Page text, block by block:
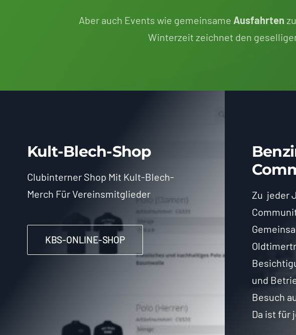
Aber auch Events wie gemeinsame Ausfahrten
Winterzeit zeichnet den
Kult-Blech-Shop
Clubinterner Shop Mit Kult-Blech-
Merch Für Vereinsmitglieder
KBS-ONLINE-SHOP
Zu jeder
und
Besuch
Da ist für